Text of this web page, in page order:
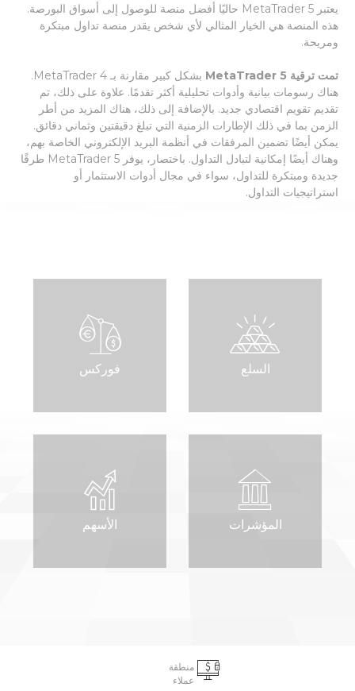
يعتبر MetaTrader 5 حاليًا أفضل منصة للوصول إلى أسواق البورصة.
هذه المنصة هي الخيار المثالي لأي شخص يقدر منصة تداول مبتكرة
ومريحة.
تمت ترقية MetaTrader 5
بشكل كبير مقارنة بـ MetaTrader 4.
هناك رسومات بيانية وأدوات تحليلية أكثر تقدمًا. علاوة على ذلك، تم
تقديم تقويم اقتصادي جديد. بالإضافة إلى ذلك، هناك المزيد من أطر
الزمن بما في ذلك الإطارات الزمنية التي تبلغ دقيقتين وثماني دقائق.
يمكن أيضًا تضمين المرفقات في أنظمة البريد الإلكتروني الخاصة بهم،
وهناك أيضًا إمكانية لتبادل التداول. باختصار، يوفر MetaTrader 5 طرقًا
جديدة ومبتكرة للتداول، سواء في مجال أدوات الاستثمار أو
استراتيجيات التداول.
السلع فوركس
المؤشرات الأسهم
منطقة
عملاء